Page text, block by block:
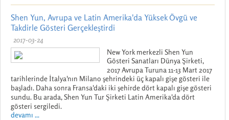
Shen Yun, Avrupa ve Latin Amerika'da Yüksek Övgü ve
Takdirle Gösteri Gerçekleştirdi
2017-03-24
New York merkezli Shen Yun
Gösteri Sanatları Dünya Şirketi,
2017 Avrupa Turuna 11-13 Mart 2017
tarihlerinde İtalya'nın Milano şehrindeki üç kapalı gişe gösteri ile
başladı. Daha sonra Fransa'daki iki şehirde dört kapalı gişe gösteri
sundu. Bu arada, Shen Yun Tur Şirketi Latin Amerika'da dört
gösteri sergiledi.
devamı ...